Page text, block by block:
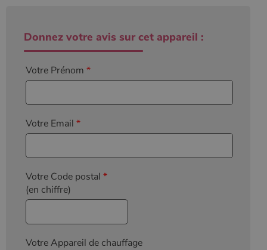
Donnez votre avis sur cet appareil :
Votre Prénom *
Votre Email *
Votre Code postal *
(en chiffre)
Votre Appareil de chauffage